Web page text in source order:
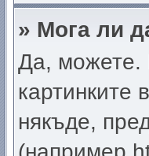
» Мога ли
Да, можете.
картинките
някъде,